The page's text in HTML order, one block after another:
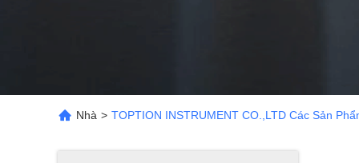
Nhà > TOPTION INSTRUMENT CO.,LTD Các Sản